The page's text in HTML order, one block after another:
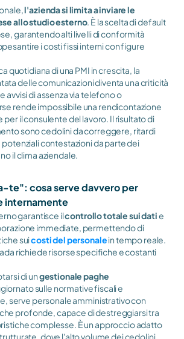
l'azienda si limita a inviare le
allo studio esterno. È la scelta di default
garantendo alti livelli di conformità
i costi fissi interni con figure
quotidiana di una PMI in crescita, la
delle comunicazioni diventa una criticità
avvisi di assenza via telefono o
rende impossibile una rendicontazione
per il consulente del lavoro. Il risultato di
sono cedolini da correggere, ritardi
contestazioni da parte dei
il clima aziendale.
te": cosa serve davvero per
internamente
garantisce il controllo totale sui dati e
immediate, permettendo di
sui costi del personale in tempo reale.
richiede risorse specifiche e costanti
di un gestionale paghe
sulle normative fiscali e
serve personale amministrativo con
profonde, capace di destreggiarsi tra
complesse. È un approccio adatto
dove l'alto volume dei cedolini